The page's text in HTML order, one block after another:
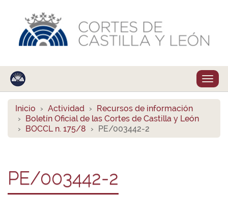
Inicio Actividad
Recursos de información
Boletín Oficial de las Cortes de Castilla y León
BOCCL n. 175/8
PE/003442-2
PE/003442-2